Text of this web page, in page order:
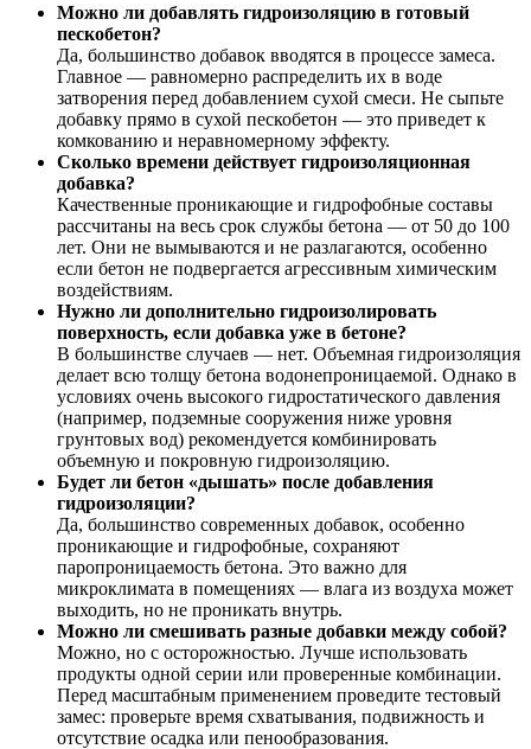
Можно ли добавлять гидроизоляцию в готовый
пескобетон?
Да, большинство добавок вводятся в процессе замеса.
Главное — равномерно распределить их в воде
затворения перед добавлением сухой смеси. Не сыпьте
добавку прямо в сухой пескобетон — это приведет к
комкованию и неравномерному эффекту.
Сколько времени действует гидроизоляционная
добавка?
Качественные проникающие и гидрофобные составы
рассчитаны на весь срок службы бетона — от 50 до 100
лет. Они не вымываются и не разлагаются, особенно
если бетон не подвергается агрессивным химическим
воздействиям.
Нужно ли дополнительно гидроизолировать
поверхность, если добавка уже в бетоне?
В большинстве случаев — нет. Объемная гидроизоляция
делает всю толщу бетона водонепроницаемой. Однако в
условиях очень высокого гидростатического давления
(например, подземные сооружения ниже уровня
грунтовых вод) рекомендуется комбинировать
объемную и покровную гидроизоляцию.
Будет ли бетон «дышать» после добавления
гидроизоляции?
Да, большинство современных добавок, особенно
проникающие и гидрофобные, сохраняют
паропроницаемость бетона. Это важно для
микроклимата в помещениях — влага из воздуха может
выходить, но не проникать внутрь.
Можно ли смешивать разные добавки между собой?
Можно, но с осторожностью. Лучше использовать
продукты одной серии или проверенные комбинации.
Перед масштабным применением проведите тестовый
замес: проверьте время схватывания, подвижность и
отсутствие осадка или пенообразования.